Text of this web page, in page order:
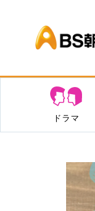
ドラマ